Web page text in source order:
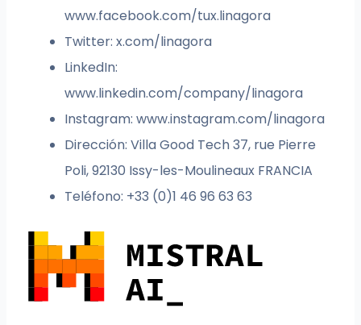
www.facebook.com/tux.linagora
Twitter: x.com/linagora
LinkedIn:
www.linkedin.com/company/linagora
Instagram: www.instagram.com/linagora
Dirección: Villa Good Tech 37, rue Pierre
Poli, 92130 Issy-les-Moulineaux FRANCIA
Teléfono: +33 (0)1 46 96 63 63